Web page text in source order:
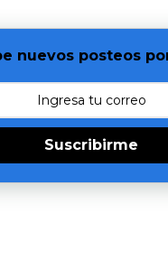
nuevos posteos
Suscribirme